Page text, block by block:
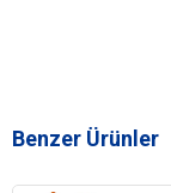
Balık Yağı
Pirinç
Benzer Ürünler